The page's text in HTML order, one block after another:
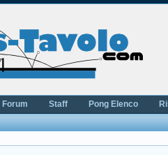
Forum Staff Pong Elenco